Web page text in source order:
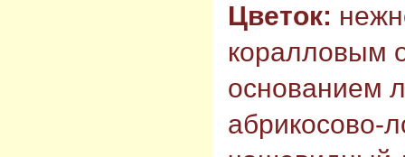
Цветок:
коралловым
основанием
абрикосово-